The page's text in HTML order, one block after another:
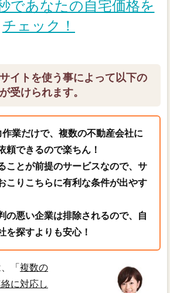
であなたの自宅価格を
チェック！
イトを使う事によって以下の
受けられます。
業だけで、複数の不動産会社に
頼できるので楽ちん！
ことが前提のサービスなので、サ
こりこちらに有利な条件が出やす
の悪い企業は排除されるので、自
を探すよりも安心！
「 複数の
に対応し